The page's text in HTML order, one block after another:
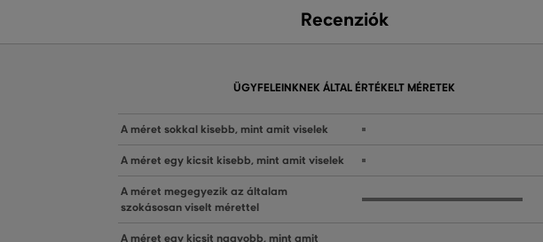
Recenziók
ÜGYFELEINKNEK ÁLTAL ÉRTÉKELT MÉRETEK
A méret sokkal kisebb, mint amit viselek
A méret egy kicsit kisebb, mint amit viselek
A méret megegyezik az általam
szokásosan viselt mérettel
A méret egy kicsit nagyobb, mint amit